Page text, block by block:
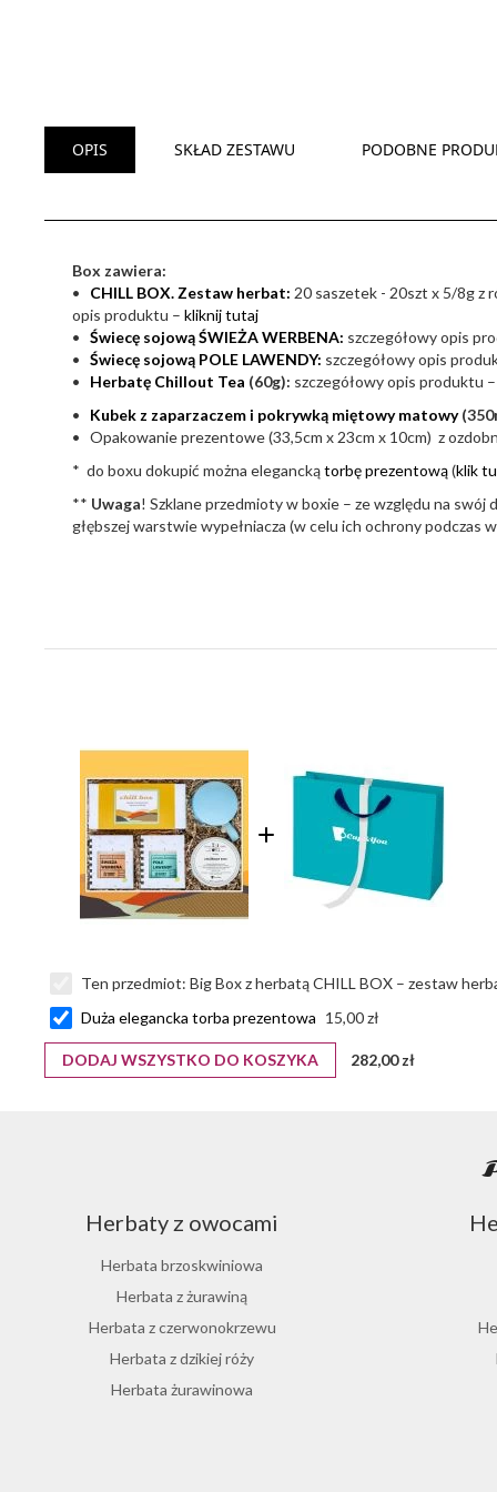
OPIS SKŁAD ZESTAWU PODOBNE
Box zawiera:
• CHILL BOX. Zestaw herbat: 20 saszetek - 20szt x 5/8g z
opis produktu –kliknij tutaj
•Świecę sojową ŚWIEŻA WERBENA: szczegółowy opis
•Świecę sojową POLE LAWENDY: szczegółowy opis
• Herbatę Chillout Tea (60g): szczegółowy opis produktu
• Kubek z zaparzaczem i pokrywką miętowy matowy
• Opakowanie prezentowe (33,5cm x 23cm x 10cm) z
* do boxu dokupić można eleganckątorbę prezentową(klik
** Uwaga! Szklane przedmioty w boxie – ze względu na
głębszej warstwie wypełniacza (w celu ich ochrony podczas
Ten przedmiot:Big Box z herbatą CHILL BOX – zestaw
Duża elegancka torba prezentowa 15,00 zł
DODAJ WSZYSTKO DO KOSZYKA 282,00 zł
Herbaty z owocami
Herbata brzoskwiniowa
Herbata z żurawiną
Herbata z czerwonokrzewu
Herbata z dzikiej róży
Herbata żurawinowa